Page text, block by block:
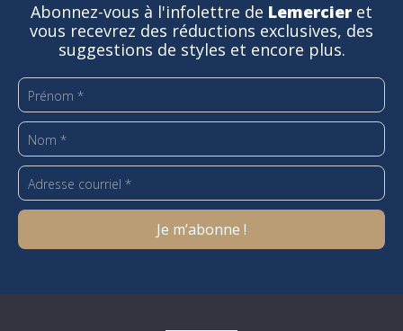
Abonnez-vous à l'infolettre de Lemercier et
vous recevrez des réductions exclusives, des
suggestions de styles et encore plus.